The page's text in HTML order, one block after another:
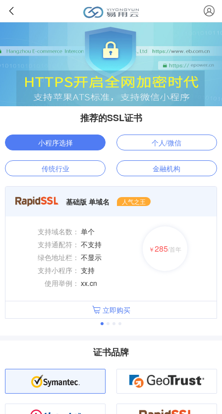
推荐的SSL证书
小程序选择 个人/微信
传统行业 金融机构
基础版 单域名 人气之王
支持域名数： 单个
支持通配符： 不支持
绿色地址栏： 不显示
支持小程序： 支持
使用举例： xx.cn
￥285/首年
立即购买
证书品牌